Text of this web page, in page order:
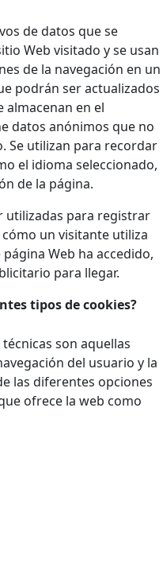
de datos que se
Web visitado y se usan
de la navegación en un
podrán ser actualizados
almacenan en el
datos anónimos que no
Se utilizan para recordar
el idioma seleccionado,
de la página.
utilizadas para registrar
un visitante utiliza
Web ha accedido,
para llegar.
tipos de cookies?
técnicas son aquellas
del usuario y la
las diferentes opciones
ofrece la web como